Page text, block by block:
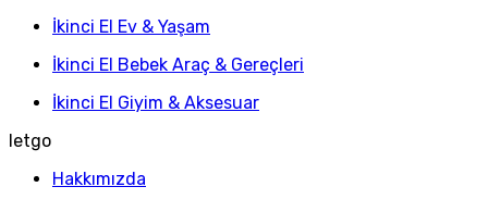
İkinci El Ev & Yaşam
İkinci El Bebek Araç & Gereçleri
İkinci El Giyim & Aksesuar
letgo
Hakkımızda